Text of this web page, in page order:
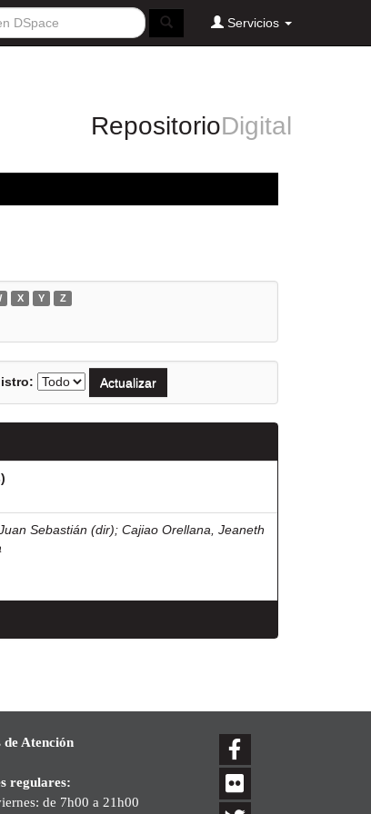
Servicios
RepositorioDigital
X Y Z
Sebastián (dir); Cajiao Orellana, Jeaneth
Atención
regulares:
de 7h00 a 21h00